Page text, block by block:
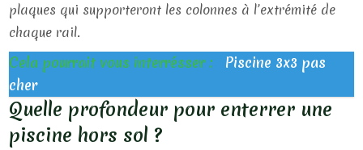
plaques qui supporteront les colonnes à l’extrémité de
chaque rail.
Cela pourrait vous interrésser :
Piscine 3x3 pas
cher
Quelle profondeur pour enterrer une
piscine hors sol ?